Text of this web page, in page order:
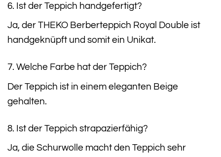
6. Ist der Teppich handgefertigt?
Ja, der THEKO Berberteppich Royal Double ist
handgeknüpft und somit ein Unikat.
7. Welche Farbe hat der Teppich?
Der Teppich ist in einem eleganten Beige
gehalten.
8. Ist der Teppich strapazierfähig?
Ja, die Schurwolle macht den Teppich sehr